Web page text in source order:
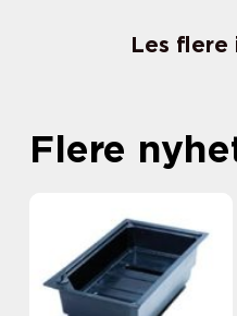
Les flere
Flere